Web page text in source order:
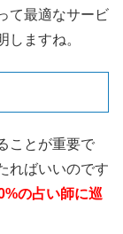
て最適なサービ
しますね。
ことが重要で
ればいいのです
の占い師に巡